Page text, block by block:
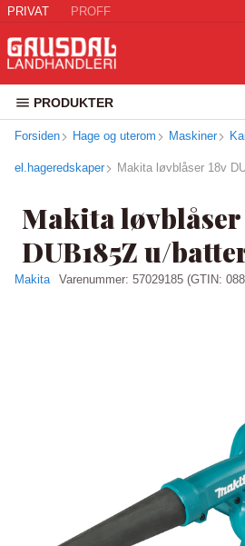
PRIVAT PROFF
PRODUKTER
Forsiden Hage og uterom Maskiner
el.hageredskaper Makita løvblåser 18v
Makita løvblåser
DUB185Z u/
Makita Varenummer: 57029185 (GTIN: